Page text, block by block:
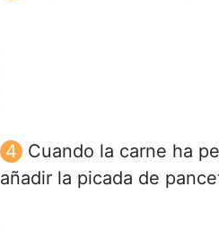
Cuando la carne ha
añadir la picada de